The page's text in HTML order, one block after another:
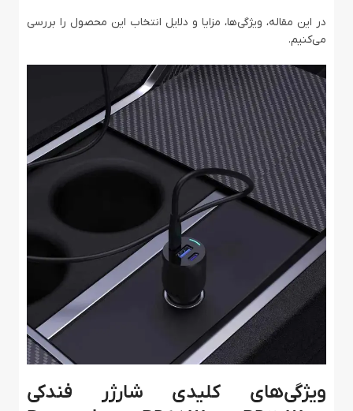
در این مقاله، ویژگی‌ها، مزایا و دلایل انتخاب این محصول را بررسی
می‌کنیم.
ویژگی‌های کلیدی شارژر فندکی